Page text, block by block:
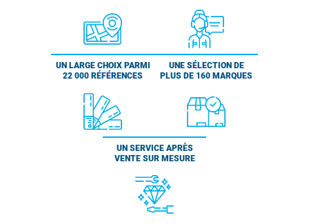
UN LARGE CHOIX PARMI
22 000 RÉFÉRENCES
UNE SÉLECTION DE
PLUS DE 160 MARQUES
UN SERVICE APRÈS
VENTE SUR MESURE